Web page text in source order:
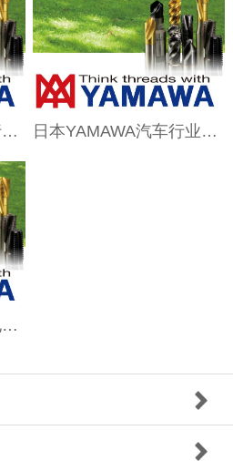
日本YAMAWA自行车行业应用解决方案 日本YAMAWA汽车行业应用解决方案
日本YAMAWA电子家电行业用丝攻解决方案